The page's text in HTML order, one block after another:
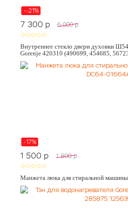
--21%
7 300 p 6 000 p
Внутреннее стекло двери духовки
Gorenje 420310 (490699, 454685,
-17%
1 500 p 1 800 p
Манжета люка для стиральной